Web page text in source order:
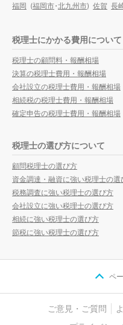
福岡 (福岡市・北九州市) 佐賀 長
税理士にかかる費用について
税理士の顧問料・報酬相場
決算の税理士費用・報酬相場
会社設立の税理士費用・報酬相場
相続税の税理士費用・報酬相場
確定申告の税理士費用・報酬相場
税理士の選び方について
顧問税理士の選び方
資金調達・融資に強い税理士の選
税務調査に強い税理士の選び方
会社設立に強い税理士の選び方
相続に強い税理士の選び方
節税に強い税理士の選び方
ペ
ご意見・ご質問